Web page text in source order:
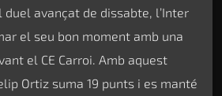
duel avançat de dissabte, l’Inter
el seu bon moment amb una
el CE Carroi. Amb aquest
Ortiz suma 19 punts i es manté